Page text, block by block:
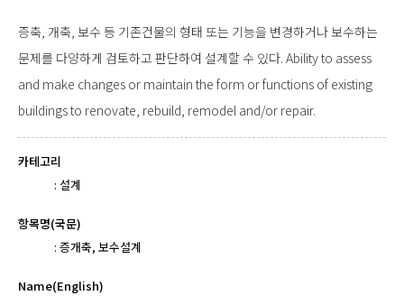
증축, 개축, 보수 등 기존건물의 형태 또는 기능을 변경하거나 보수하는
문제를 다양하게 검토하고 판단하여 설계할 수 있다. Ability to assess
and make changes or maintain the form or functions of existing
buildings to renovate, rebuild, remodel and/or repair.
카테고리
: 설계
항목명(국문)
: 증개축, 보수설계
Name(English)